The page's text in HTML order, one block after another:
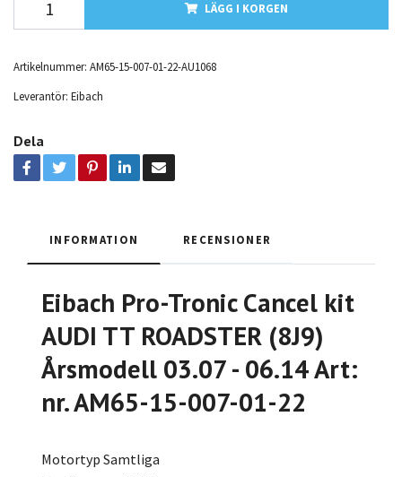
LÄGG I KORGEN
Artikelnummer: AM65-15-007-01-22-AU1068
Leverantör: Eibach
Dela
INFORMATION RECENSIONER
Eibach Pro-Tronic Cancel kit
AUDI TT ROADSTER (8J9)
Årsmodell 03.07 - 06.14 Art:
nr. AM65-15-007-01-22
Motortyp Samtliga